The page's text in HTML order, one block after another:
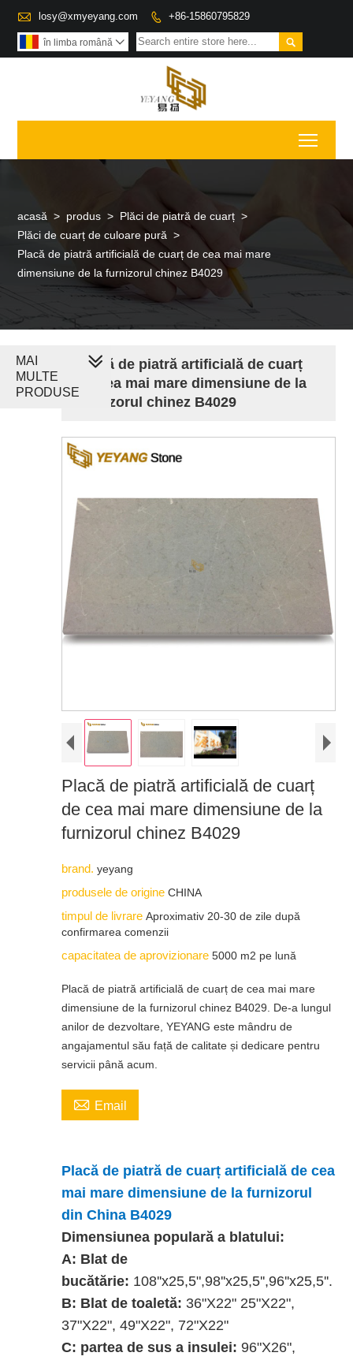
 losy@xmyeyang.com  +86-15860795829

în limba română 
acasă > produs > Plăci de piatră de cuarț >
Plăci de cuarț de culoare pură >
Placă de piatră artificială de cuarț de cea mai mare
dimensiune de la furnizorul chinez B4029
Placă de piatră artificială de cuarț
de cea mai mare dimensiune de la
furnizorul chinez B4029
Placă de piatră artificială de cuarț
de cea mai mare dimensiune de la
furnizorul chinez B4029
brand. yeyang
produsele de origine CHINA
timpul de livrare Aproximativ 20-30 de zile după
confirmarea comenzii
capacitatea de aprovizionare 5000 m2 pe lună
Placă de piatră artificială de cuarț de cea mai mare
dimensiune de la furnizorul chinez B4029. De-a lungul
anilor de dezvoltare, YEYANG este mândru de
angajamentul său față de calitate și dedicare pentru
servicii până acum.
 Email
Placă de piatră de cuarț artificială de cea
mai mare dimensiune de la furnizorul
din China B4029
Dimensiunea populară a blatului:
A: Blat de
bucătărie: 108''x25,5",98''x25,5'',96''x25,5''.
B: Blat de toaletă: 36"X22" 25"X22",
37"X22", 49"X22", 72"X22"
C: partea de sus a insulei: 96"X26",
MAI
MULTE
PRODUSE